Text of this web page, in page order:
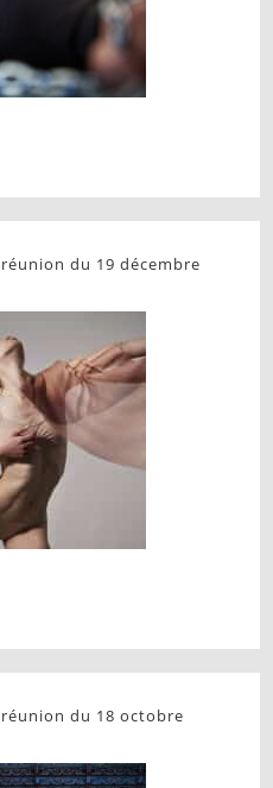
du 19 décembre
du 18 octobre